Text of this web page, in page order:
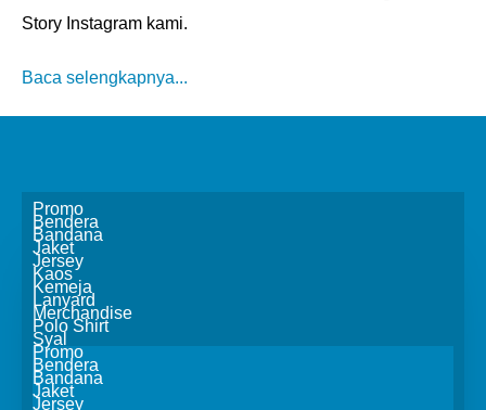
Story Instagram kami.
Baca selengkapnya...
Promo
Bendera
Bandana
Jaket
Jersey
Kaos
Kemeja
Lanyard
Merchandise
Polo Shirt
Syal
Promo
Bendera
Bandana
Jaket
Jersey